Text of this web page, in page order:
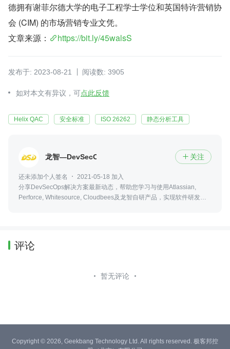
德拥有谢菲尔德大学的电子工程学士学位和英国特许营销协
会 (CIM) 的市场营销专业文凭。
文章来源：
https://bit.ly/45walsS
发布于: 2023-08-21 阅读数: 3905
如对本文有异议，可点此反馈
Helix QAC 安全标准 ISO 26262 静态分析工具
 关注
还未添加个人签名
2021-05-18 加入
分享DevSecOps解决方案最新动态，帮助您学习与使用Atlassian,
Perforce, Whitesource, Cloudbees及龙智自研产品，实现软件研发的
评论
暂无评论
Copyright © 2026, Geekbang Technology Ltd. All rights reserved. 极客邦控